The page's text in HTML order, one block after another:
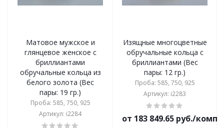
Матовое мужское и
глянцевое женское с
бриллиантами
обручальные кольца из
белого золота (Вес
пары: 19 гр.)
Проба: 585, 750, 925
Артикул: i2284
Изящные многоцветные
обручальные кольца с
бриллиантами (Вес
пары: 12 гр.)
Проба: 585, 750, 925
Артикул: i2283
от 183 849.65 руб./